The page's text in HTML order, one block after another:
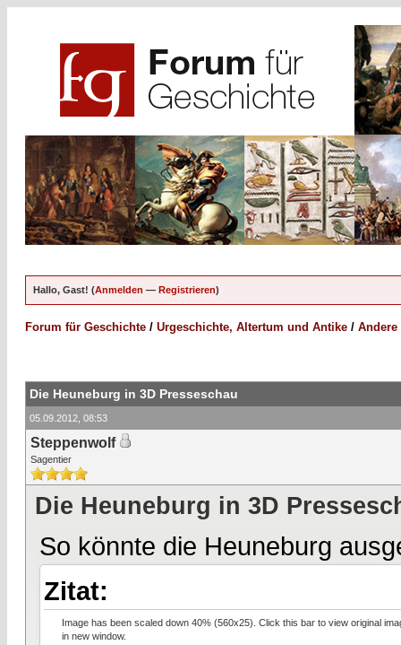
Hallo, Gast! (Anmelden — Registrieren)
Forum für Geschichte / Urgeschichte, Altertum und Antike /
Die Heuneburg in 3D Presseschau
05.09.2012, 08:53
Steppenwolf
Sagentier
Die Heuneburg in 3D
So könnte die Heuneburg
Zitat:
Image has been scaled down 40% (560x25). Click this bar to view original
in new window.